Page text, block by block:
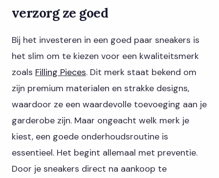
verzorg ze goed
Bij het investeren in een goed paar sneakers is
het slim om te kiezen voor een kwaliteitsmerk
zoals Filling Pieces. Dit merk staat bekend om
zijn premium materialen en strakke designs,
waardoor ze een waardevolle toevoeging aan je
garderobe zijn. Maar ongeacht welk merk je
kiest, een goede onderhoudsroutine is
essentieel. Het begint allemaal met preventie.
Door je sneakers direct na aankoop te